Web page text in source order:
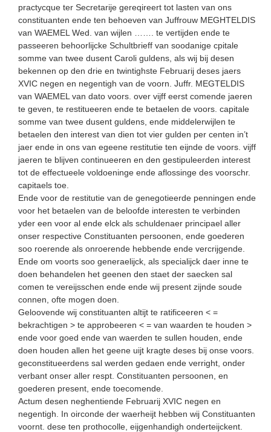
practycque ter Secretarije gereqireert tot lasten van ons
constituanten ende ten behoeven van Juffrouw MEGHTELDIS
van WAEMEL Wed. van wijlen ……. te vertijden ende te
passeeren behoorlijcke Schultbrieff van soodanige cpitale
somme van twee dusent Caroli guldens, als wij bij desen
bekennen op den drie en twintighste Februarij deses jaers
XVIC negen en negentigh van de voorn. Juffr. MEGTELDIS
van WAEMEL van dato voors. over vijff eerst comende jaeren
te geven, te restitueeren ende te betaelen de voors. capitale
somme van twee dusent guldens, ende middelerwijlen te
betaelen den interest van dien tot vier gulden per centen in’t
jaer ende in ons van egeene restitutie ten eijnde de voors. vijff
jaeren te blijven continueeren en den gestipuleerden interest
tot de effectueele voldoeninge ende aflossinge des voorschr.
capitaels toe.
Ende voor de restitutie van de genegotieerde penningen ende
voor het betaelen van de beloofde interesten te verbinden
yder een voor al ende elck als schuldenaer principael aller
onser respective Constituanten persoonen, ende goederen
soo roerende als onroerende hebbende ende vercrijgende.
Ende om voorts soo generaelijck, als specialijck daer inne te
doen behandelen het geenen den staet der saecken sal
comen te vereijsschen ende ende wij present zijnde soude
connen, ofte mogen doen.
Geloovende wij constituanten altijt te ratificeeren < =
bekrachtigen > te approbeeren < = van waarden te houden >
ende voor goed ende van waerden te sullen houden, ende
doen houden allen het geene uijt kragte deses bij onse voors.
geconstitueerdens sal werden gedaen ende verright, onder
verbant onser aller respt. Constituanten persoonen, en
goederen present, ende toecomende.
Actum desen neghentiende Februarij XVIC negen en
negentigh. In oirconde der waerheijt hebben wij Constituanten
voornt. dese ten prothocolle, eijgenhandigh onderteijckent.